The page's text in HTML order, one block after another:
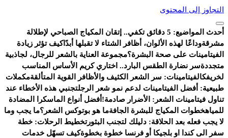
التجاوز إلى المحتوى
أحدث المواضيع:
5 دقائق تكفي.. إتقان المكياج الصباحي لإطلالة
مشرقةوداعًا لهذه الألوان، أظافر الشتاء لا تقبلها أبدًاكيف تؤثر زيادة
الفيتامينات على صحة البشرة؟مجموعة العناية بالشعر للرجال، لجاذبية
متجددةسر نضارة الطقس البارد.. اختاري كريم الأساس المناسب
لخريفكالفيتامينات: سر الشعر الكثيف والأظافر القوية المتألقةمكملات
طبيعية: أفضل الفيتامينات لدعم نمو شعر الرجلتجنبي هذه الأخطاء عند
تناول فيتامينات الشعر: الأضرار صادمة! أفضل أنواع الماسكرا المضادة
للمياهخطوات المكياج للبشرة الجافةما هو بوتوكس الشعر؟ما يجب وما
لا يجب فعله بعد الحلاقة: دليلك لتجنب البثورتخطيط الرحلات: خطة
سفر الى كندا او بلجيكا أو فرنسا خطوة بخطوةكيف تسهّل خدمات